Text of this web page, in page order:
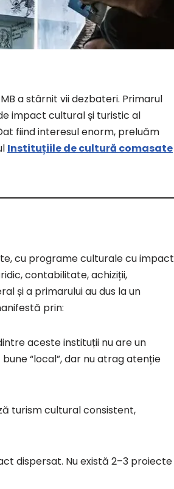
a stârnit vii dezbateri. Primarul
impact cultural și turistic al
fiind interesul enorm, preluăm
Instituțiile de cultură comasate
cu programe culturale cu impact
contabilitate, achiziții,
și a primarului au dus la un
prin:
aceste instituții nu are un
“local”, dar nu atrag atenție
turism cultural consistent,
dispersat. Nu există 2–3 proiecte